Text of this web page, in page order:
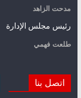
مدحت الزاهد
رئيس مجلس الإدارة
طلعت فهمي
اتصل بنا